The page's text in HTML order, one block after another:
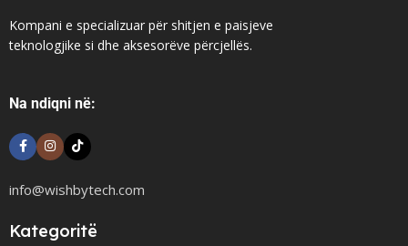
Kompani e specializuar për shitjen e paisjeve
teknologjike si dhe aksesorëve përcjellës.
Na ndiqni në:
info@wishbytech.com
Kategoritë